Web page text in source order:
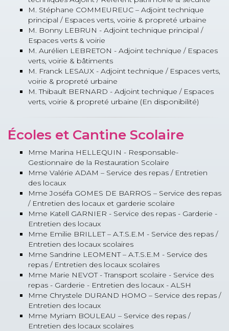
M. Stéphane COMMEUREUC – Adjoint technique
principal / Espaces verts, voirie & propreté urbaine
M. Bonny LEBRUN - Adjoint technique principal /
Espaces verts & voirie
M. Aurélien LEBRETON - Adjoint technique / Espaces
verts, voirie & bâtiments
M. Franck LESAUX - Adjoint technique / Espaces verts,
voirie & propreté urbaine
M. Thibault BERNARD - Adjoint technique / Espaces
verts, voirie & propreté urbaine (En disponibilité)
Écoles et Cantine Scolaire
Mme Marina HELLEQUIN - Responsable-
Gestionnaire de la Restauration Scolaire
Mme Valérie ADAM – Service des repas / Entretien
des locaux
Mme Joséfa GOMES DE BARROS – Service des repas
/ Entretien des locaux et garderie scolaire
Mme Katell GARNIER - Service des repas - Garderie -
Entretien des locaux
Mme Emilie BRILLET – A.T.S.E.M - Service des repas /
Entretien des locaux scolaires
Mme Sandrine LEOMENT – A.T.S.E.M - Service des
repas / Entretien des locaux scolaires
Mme Marie NEVOT - Transport scolaire - Service des
repas - Garderie - Entretien des locaux - ALSH
Mme Chrystele DURAND HOMO – Service des repas /
Entretien des locaux
Mme Myriam BOULEAU – Service des repas /
Entretien des locaux scolaires